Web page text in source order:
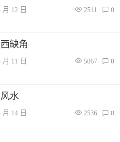
月 12 日 2511 0
缺角
月 11 日 5067 0
水
月 14 日 2536 0